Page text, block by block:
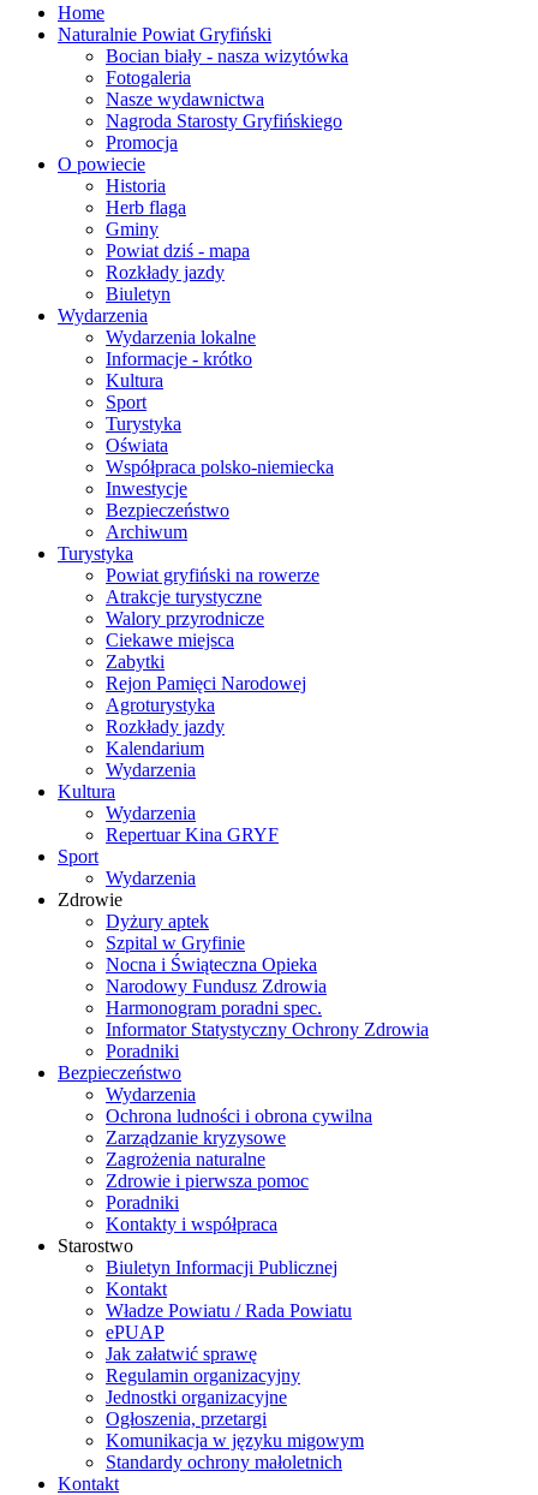
Home
Naturalnie Powiat Gryfiński
Bocian biały - nasza wizytówka
Fotogaleria
Nasze wydawnictwa
Nagroda Starosty Gryfińskiego
Promocja
O powiecie
Historia
Herb flaga
Gminy
Powiat dziś - mapa
Rozkłady jazdy
Biuletyn
Wydarzenia
Wydarzenia lokalne
Informacje - krótko
Kultura
Sport
Turystyka
Oświata
Współpraca polsko-niemiecka
Inwestycje
Bezpieczeństwo
Archiwum
Turystyka
Powiat gryfiński na rowerze
Atrakcje turystyczne
Walory przyrodnicze
Ciekawe miejsca
Zabytki
Rejon Pamięci Narodowej
Agroturystyka
Rozkłady jazdy
Kalendarium
Wydarzenia
Kultura
Wydarzenia
Repertuar Kina GRYF
Sport
Wydarzenia
Zdrowie
Dyżury aptek
Szpital w Gryfinie
Nocna i Świąteczna Opieka
Narodowy Fundusz Zdrowia
Harmonogram poradni spec.
Informator Statystyczny Ochrony Zdrowia
Poradniki
Bezpieczeństwo
Wydarzenia
Ochrona ludności i obrona cywilna
Zarządzanie kryzysowe
Zagrożenia naturalne
Zdrowie i pierwsza pomoc
Poradniki
Kontakty i współpraca
Starostwo
Biuletyn Informacji Publicznej
Kontakt
Władze Powiatu / Rada Powiatu
ePUAP
Jak załatwić sprawę
Regulamin organizacyjny
Jednostki organizacyjne
Ogłoszenia, przetargi
Komunikacja w języku migowym
Standardy ochrony małoletnich
Kontakt